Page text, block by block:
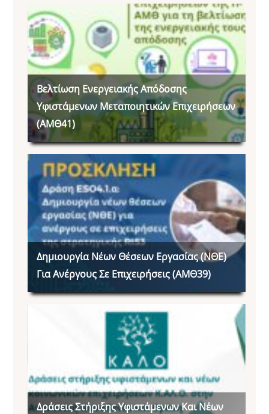
Βελτίωση Ενεργειακής Απόδοσης
Υφιστάμενων Μεταποιητικών Επιχειρήσεων
(ΑΜΘ41)
Δημιουργία Νέων Θέσεων Εργασίας (ΝΘΕ)
Για Ανέργους Σε Επιχειρήσεις (ΑΜΘ39)
Δράσεις Στήριξης Υφιστάμενων Και Νέων